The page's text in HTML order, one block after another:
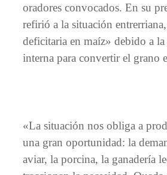
oradores convocados. En su
refirió a la situación
deficitaria en maíz» debido a la
interna para convertir el grano
«La situación nos obliga a
una gran oportunidad: la
aviar, la porcina, la ganadería